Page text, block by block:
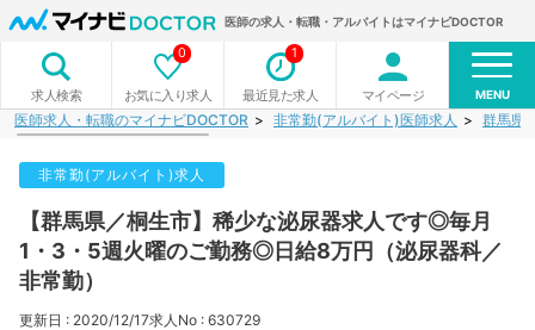
医師の求人・転職・アルバイトはマイナビDOCTOR
求人検索 お気に入り求人
0
最近見た求人
1
マイページ MENU
医師求人・転職のマイナビDOCTOR 非常勤(アルバイト)医師求人 群馬県
非常勤(アルバイト)求人
【群馬県／桐生市】稀少な泌尿器求人です◎毎月
1・3・5週火曜のご勤務◎日給8万円（泌尿器科／
非常勤）
更新日 : 2020/12/17求人No : 630729